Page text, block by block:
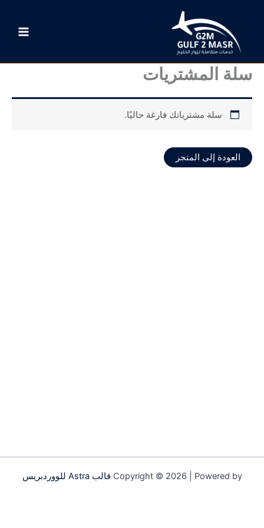
المحتوى
سلة المشتريات
سلة مشترياتك فارغة حاليًا.
العودة إلى المتجر
Copyright © 2026 | Powered by قالب Astra للووردبريس